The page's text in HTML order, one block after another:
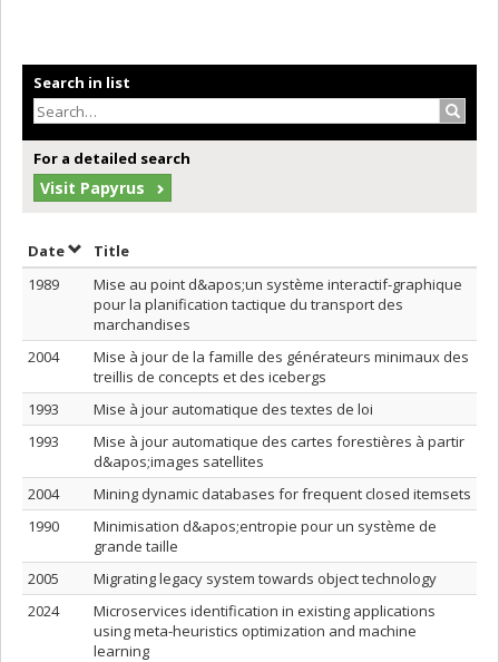
Search in list
For a detailed search
Visit Papyrus
DateSort by date in descending order
Title
1989
Mise au point d&apos;un système interactif-graphique
pour la planification tactique du transport des
marchandises
2004
Mise à jour de la famille des générateurs minimaux des
treillis de concepts et des icebergs
1993
Mise à jour automatique des textes de loi
1993
Mise à jour automatique des cartes forestières à partir
d&apos;images satellites
2004
Mining dynamic databases for frequent closed itemsets
1990
Minimisation d&apos;entropie pour un système de
grande taille
2005
Migrating legacy system towards object technology
2024
Microservices identification in existing applications
using meta-heuristics optimization and machine
learning